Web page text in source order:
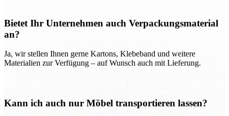
Bietet Ihr Unternehmen auch Verpackungsmaterial
an?
Ja, wir stellen Ihnen gerne Kartons, Klebeband und weitere
Materialien zur Verfügung – auf Wunsch auch mit Lieferung.
Kann ich auch nur Möbel transportieren lassen?